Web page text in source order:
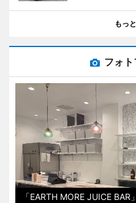
もっ
フォ
「EARTH MORE JUICE BAR